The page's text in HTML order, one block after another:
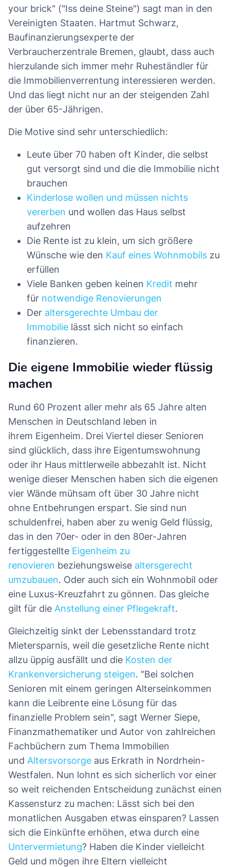
your brick" ("Iss deine Steine") sagt man in den
Vereinigten Staaten. Hartmut Schwarz,
Baufinanzierungsexperte der
Verbraucherzentrale Bremen, glaubt, dass auch
hierzulande sich immer mehr Ruheständler für
die Immobilienverrentung interessieren werden.
Und das liegt nicht nur an der steigenden Zahl
der über 65-Jährigen.
Die Motive sind sehr unterschiedlich:
Leute über 70 haben oft Kinder, die selbst
gut versorgt sind und die die Immobilie nicht
brauchen
Kinderlose wollen und müssen nichts
vererben und wollen das Haus selbst
aufzehren
Die Rente ist zu klein, um sich größere
Wünsche wie den Kauf eines Wohnmobils zu
erfüllen
Viele Banken geben keinen Kredit mehr
für notwendige Renovierungen
Der altersgerechte Umbau der
Immobilie lässt sich nicht so einfach
finanzieren.
Die eigene Immobilie wieder flüssig
machen
Rund 60 Prozent aller mehr als 65 Jahre alten
Menschen in Deutschland leben in
ihrem Eigenheim. Drei Viertel dieser Senioren
sind glücklich, dass ihre Eigentumswohnung
oder ihr Haus mittlerweile abbezahlt ist. Nicht
wenige dieser Menschen haben sich die eigenen
vier Wände mühsam oft über 30 Jahre nicht
ohne Entbehrungen erspart. Sie sind nun
schuldenfrei, haben aber zu wenig Geld flüssig,
das in den 70er- oder in den 80er-Jahren
fertiggestellte Eigenheim zu
renovieren beziehungsweise altersgerecht
umzubauen. Oder auch sich ein Wohnmobil oder
eine Luxus-Kreuzfahrt zu gönnen. Das gleiche
gilt für die Anstellung einer Pflegekraft.
Gleichzeitig sinkt der Lebensstandard trotz
Mietersparnis, weil die gesetzliche Rente nicht
allzu üppig ausfällt und die Kosten der
Krankenversicherung steigen. "Bei solchen
Senioren mit einem geringen Alterseinkommen
kann die Leibrente eine Lösung für das
finanzielle Problem sein", sagt Werner Siepe,
Finanzmathematiker und Autor von zahlreichen
Fachbüchern zum Thema Immobilien
und Altersvorsorge aus Erkrath in Nordrhein-
Westfalen. Nun lohnt es sich sicherlich vor einer
so weit reichenden Entscheidung zunächst einen
Kassensturz zu machen: Lässt sich bei den
monatlichen Ausgaben etwas einsparen? Lassen
sich die Einkünfte erhöhen, etwa durch eine
Untervermietung? Haben die Kinder vielleicht
Geld und mögen ihre Eltern vielleicht